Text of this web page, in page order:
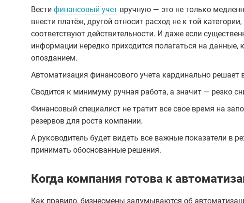
Вести финансовый учет вручную — это не только
внести платёж, другой относит расход не к той
соответствуют действительности. И даже если
информации нередко приходится полагаться на данные,
опозданием.
Автоматизация финансового учета кардинально решает
Сводится к минимуму ручная работа, а значит — резко
Финансовый специалист не тратит все свое время на
резервов для роста компании.
А руководитель будет видеть все важные показатели в
принимать обоснованные решения.
Когда компания готова к
Как правило, бизнесмены задумываются об